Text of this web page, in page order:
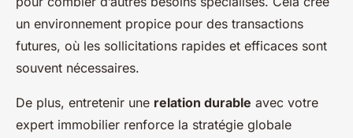
un environnement propice pour des transactions
futures, où les sollicitations rapides et efficaces sont
souvent nécessaires.
De plus, entretenir une relation durable avec votre
expert immobilier renforce la stratégie globale